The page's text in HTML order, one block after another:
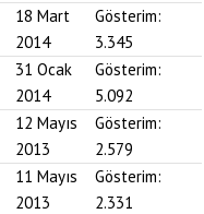
18 Mart
2014
Gösterim:
3.345
31 Ocak
2014
Gösterim:
5.092
12 Mayıs
2013
Gösterim:
2.579
11 Mayıs
2013
Gösterim:
2.331